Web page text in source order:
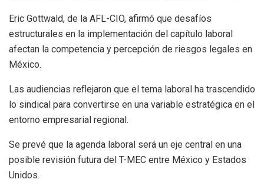
Eric Gottwald, de la AFL-CIO, afirmó que desafíos
estructurales en la implementación del capítulo laboral
afectan la competencia y percepción de riesgos legales en
México.
Las audiencias reflejaron que el tema laboral ha trascendido
lo sindical para convertirse en una variable estratégica en el
entorno empresarial regional.
Se prevé que la agenda laboral será un eje central en una
posible revisión futura del T-MEC entre México y Estados
Unidos.